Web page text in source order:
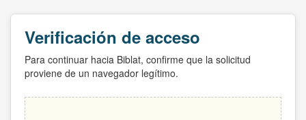
Verificación de acceso
Para continuar hacia Biblat, confirme que la solicitud
proviene de un navegador legítimo.